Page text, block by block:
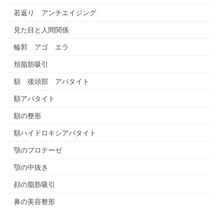
若返り アンチエイジング
見た目と人間関係
輪郭 アゴ エラ
頬脂肪吸引
額 後頭部 アパタイト
額アパタイト
額の整形
額ハイドロキシアパタイト
顎のプロテーゼ
顎の中抜き
顔の脂肪吸引
鼻の美容整形